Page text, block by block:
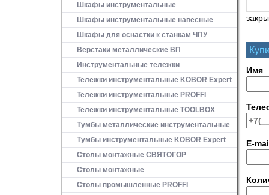
Шкафы инструментальные
Шкафы инструментальные навесные
Шкафы для оснастки к станкам ЧПУ
Верстаки металлические ВП
Инструментальные тележки
Тележки инструментальные KOBOR Expert
Тележки инструментальные PROFFI
Тележки инструментальные TOOLBOX
Тумбы металлические инструментальные
Тумбы инструментальные KOBOR Expert
Столы монтажные СВЯТОГОР
Столы монтажные
Столы промышленные PROFFI
Имя
E-